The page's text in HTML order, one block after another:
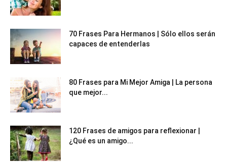
70 Frases Para Hermanos | Sólo ellos serán
capaces de entenderlas
80 Frases para Mi Mejor Amiga | La persona
que mejor...
120 Frases de amigos para reflexionar |
¿Qué es un amigo...